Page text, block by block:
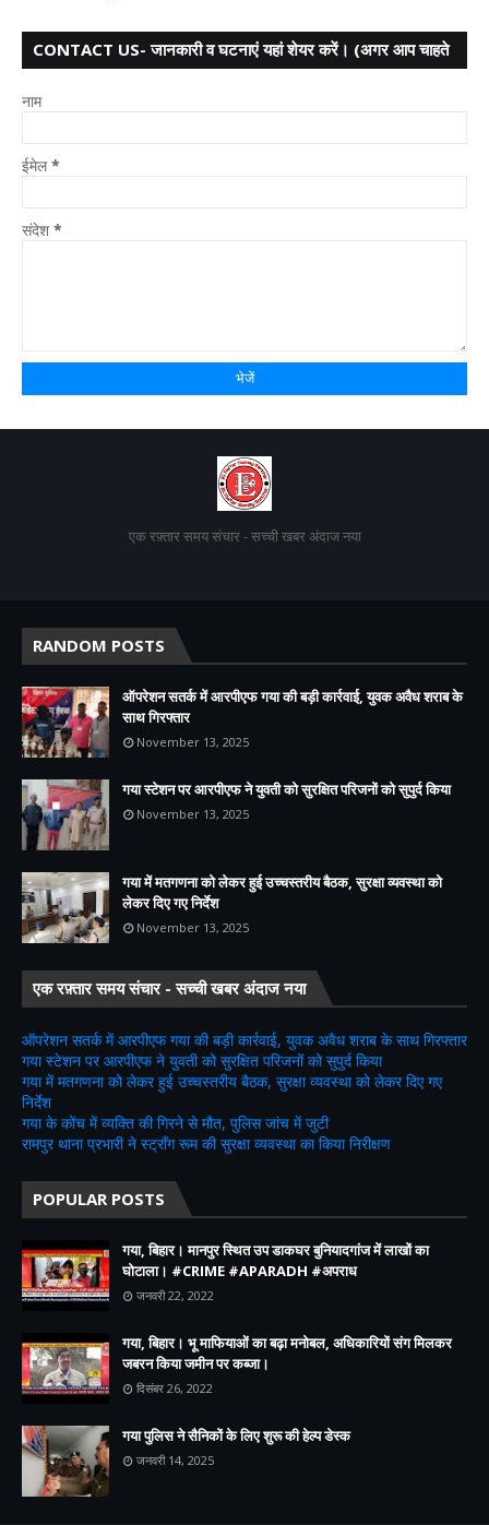
CONTACT US- जानकारी व घटनाएं यहां शेयर करें। (अगर आप चाहते
नाम
ईमेल*
संदेश *
एक रफ़्तार समय संचार - सच्ची खबर अंदाज नया
RANDOM POSTS
ऑपरेशन सतर्क में आरपीएफ गया की बड़ी कार्रवाई, युवक अवैध शराब के
साथ गिरफ्तार
November 13, 2025
गया स्टेशन पर आरपीएफ ने युवती को सुरक्षित परिजनों को सुपुर्द किया
November 13, 2025
गया में मतगणना को लेकर हुई उच्चस्तरीय बैठक, सुरक्षा व्यवस्था को
लेकर दिए गए निर्देश
November 13, 2025
एक रफ़्तार समय संचार - सच्ची खबर अंदाज नया
ऑपरेशन सतर्क में आरपीएफ गया की बड़ी कार्रवाई, युवक अवैध शराब के साथ गिरफ्तार
गया स्टेशन पर आरपीएफ ने युवती को सुरक्षित परिजनों को सुपुर्द किया
गया में मतगणना को लेकर हुई उच्चस्तरीय बैठक, सुरक्षा व्यवस्था को लेकर दिए गए
निर्देश
गया के कोंच में व्यक्ति की गिरने से मौत, पुलिस जांच में जुटी
रामपुर थाना प्रभारी ने स्ट्रॉंग रूम की सुरक्षा व्यवस्था का किया निरीक्षण
POPULAR POSTS
गया, बिहार। मानपुर स्थित उप डाकघर बुनियादगांज में लाखों का
घोटाला। #CRIME #APARADH #अपराध
जनवरी 22, 2022
गया, बिहार। भू माफियाओं का बढ़ा मनोबल, अधिकारियों संग मिलकर
जबरन किया जमीन पर कब्जा।
दिसंबर 26, 2022
गया पुलिस ने सैनिकों के लिए शुरू की हेल्प डेस्क
जनवरी 14, 2025